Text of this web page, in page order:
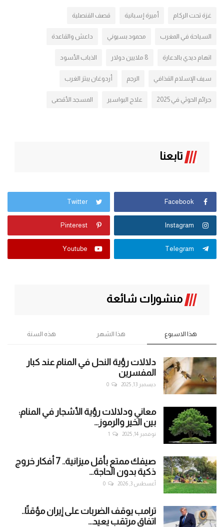
غزة تحت الركام أميرة إسبانية قصف القنصلية
السياحة في المغرب محمود بسيوني داعش والقاعدة
اتهام ديدي بالدعارة 8 ملايين دولار الذباب الأسود
سيف الإسلام القذافي الرجم أردوغان يبتز الغرب
جرائم الحوثي في 2025 علاج البواسير المسجد الأقصى
تابعنا
Facebook
Twitter
Instagram
Pinterest
Telegram
Youtube
منشورات شائعة
هذا الاسبوع هذا الشهر هذه السنة
دلالات رؤية النحل في المنام عند كبار
المفسرين
ديسمبر 13, 2025 0
معاني ودلالات رؤية الأشجار في المنام:
بين الخير والرموز...
نوفمبر 14, 2025 1
صيفك ممتع بأقل ميزانية.. 7 أفكار خروج
ذكية بدون الحاجة...
أغسطس 3, 2026 0
ترامب يوقف الضربات على إيران مؤقتًا..
اتفاق مرتقب يعيد...